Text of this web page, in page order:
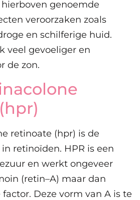
genoemde
veroorzaken zoals
en schilferige huid.
veel gevoeliger en
de zon.
retinoate (hpr) is de
retinoïden. HPR is een
en werkt ongeveer
(retin–A) maar dan
Deze vorm van A is te